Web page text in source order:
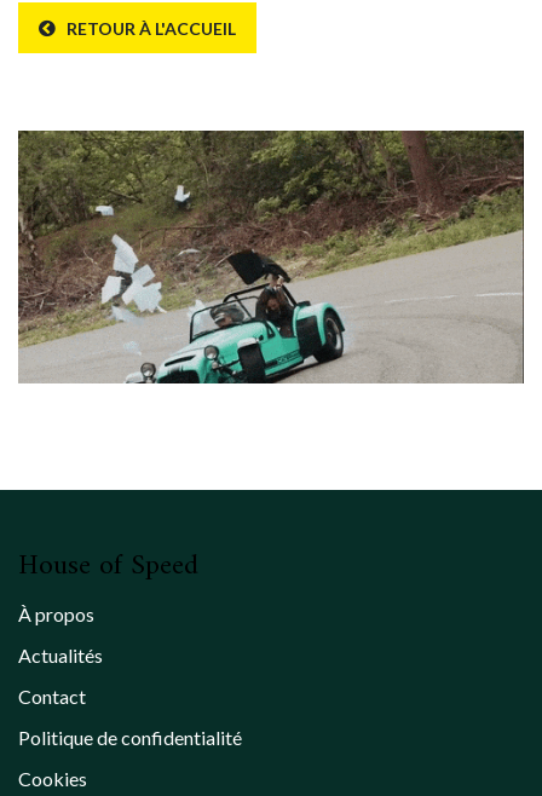
RETOUR À L'ACCUEIL
Erreur 404
House of Speed
À propos
Actualités
Contact
Politique de confidentialité
Cookies